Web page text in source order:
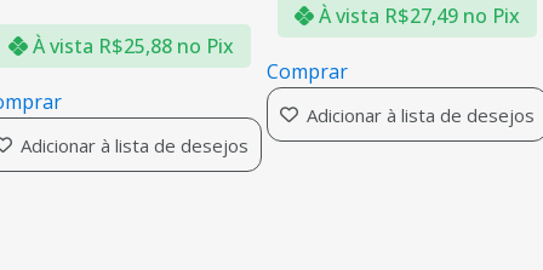
À vista R$25,88 no Pix
Adicionar à lista de desejos
À vista R$27,49 no Pix
Comprar
Adicionar à lista de desejos